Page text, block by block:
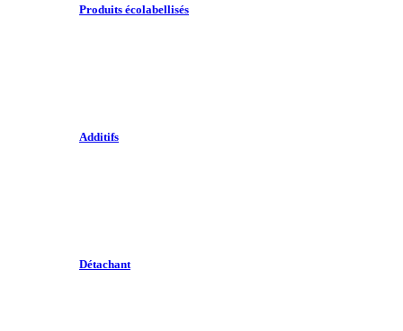
Produits écolabellisés
Additifs
Détachant